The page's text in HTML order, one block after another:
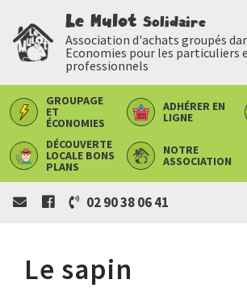
Le Mulot Solidaire
Association d'achats groupés
Economies pour les particuliers
professionnels
GROUPAGE
ET
ÉCONOMIES
ADHÉRER EN
LIGNE
DÉCOUVERTE
LOCALE BONS
PLANS
NOTRE
ASSOCIATION
02 90 38 06 41
Le sapin